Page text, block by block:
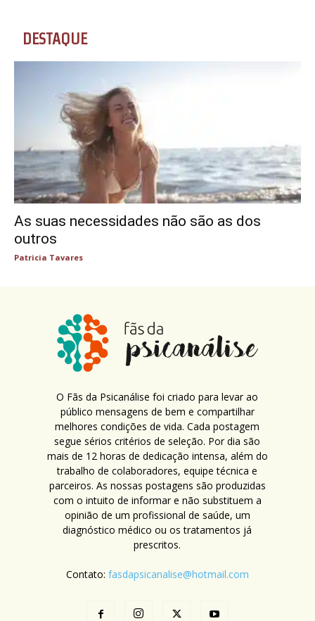
DESTAQUE
As suas necessidades não são as dos
outros
Patricia Tavares
O Fãs da Psicanálise foi criado para levar ao
público mensagens de bem e compartilhar
melhores condições de vida. Cada postagem
segue sérios critérios de seleção. Por dia são
mais de 12 horas de dedicação intensa, além do
trabalho de colaboradores, equipe técnica e
parceiros. As nossas postagens são produzidas
com o intuito de informar e não substituem a
opinião de um profissional de saúde, um
diagnóstico médico ou os tratamentos já
prescritos.
Contato: fasdapsicanalise@hotmail.com